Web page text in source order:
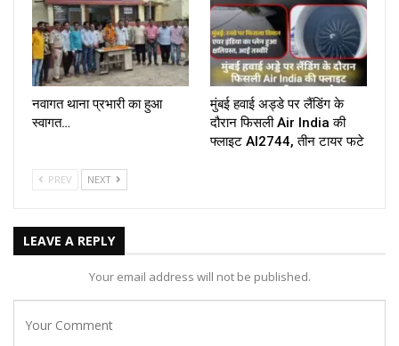
नवागत थाना प्रभारी का हुआ
स्वागत…
मुंबई हवाई अड्डे पर लैंडिंग के
दौरान फिसली Air India की
फ्लाइट AI2744, तीन टायर फटे
PREV NEXT
LEAVE A REPLY
Your email address will not be published.